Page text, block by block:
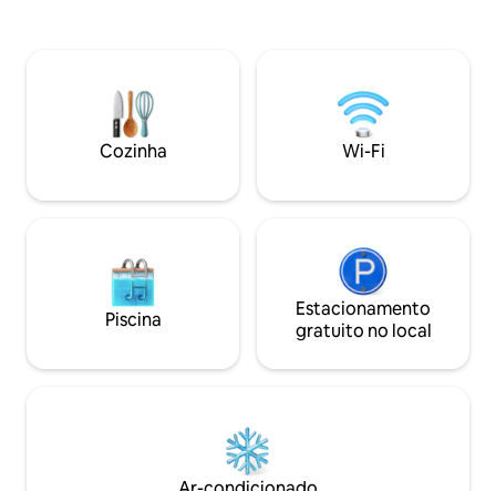
e caminhável em Kingston! Estando tão
perto de Barbican, você está perto de
todos os itens essenciais do dia a dia.
Trabalhe ou explore sem estresse
anfitriões.
cama fornecidas.
Cozinha Wi-Fi
Piscina
Estacionamento
gratuito no local